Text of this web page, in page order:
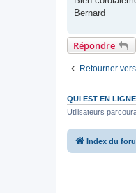
Bernard
Répondre
Retourner
QUI EST EN LIGNE
Utilisateurs
Index du